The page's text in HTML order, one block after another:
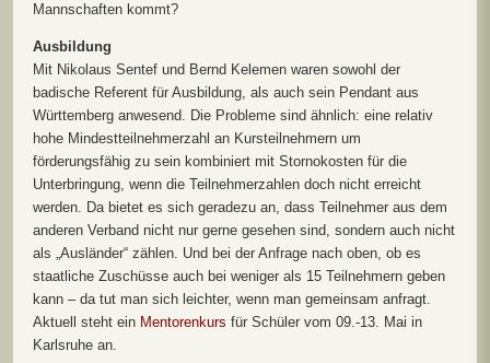
Mannschaften kommt?
Ausbildung
Mit Nikolaus Sentef und Bernd Kelemen waren sowohl der
badische Referent für Ausbildung, als auch sein Pendant aus
Württemberg anwesend. Die Probleme sind ähnlich: eine relativ
hohe Mindestteilnehmerzahl an Kursteilnehmern um
förderungsfähig zu sein kombiniert mit Stornokosten für die
Unterbringung, wenn die Teilnehmerzahlen doch nicht erreicht
werden. Da bietet es sich geradezu an, dass Teilnehmer aus dem
anderen Verband nicht nur gerne gesehen sind, sondern auch nicht
als „Ausländer“ zählen. Und bei der Anfrage nach oben, ob es
staatliche Zuschüsse auch bei weniger als 15 Teilnehmern geben
kann – da tut man sich leichter, wenn man gemeinsam anfragt.
Aktuell steht ein Mentorenkurs für Schüler vom 09.-13. Mai in
Karlsruhe an.